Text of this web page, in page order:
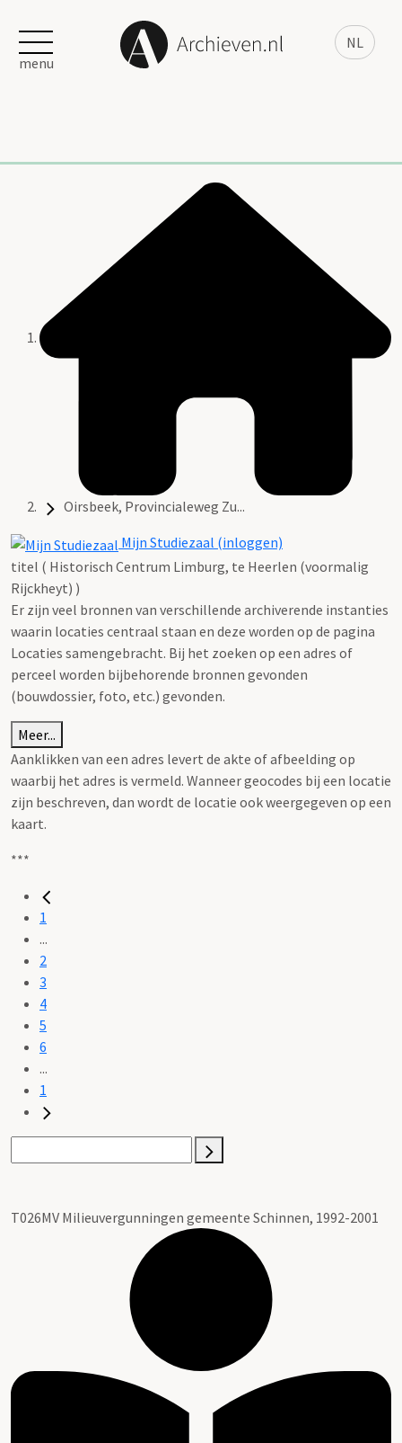
NL
menu
Oirsbeek, Provincialeweg Zu...
Mijn Studiezaal (inloggen)
titel ( Historisch Centrum Limburg, te Heerlen (voormalig
Rijckheyt) )
Er zijn veel bronnen van verschillende archiverende instanties
waarin locaties centraal staan en deze worden op de pagina
Locaties samengebracht. Bij het zoeken op een adres of
perceel worden bijbehorende bronnen gevonden
(bouwdossier, foto, etc.) gevonden.
Meer...
Aanklikken van een adres levert de akte of afbeelding op
waarbij het adres is vermeld. Wanneer geocodes bij een locatie
zijn beschreven, dan wordt de locatie ook weergegeven op een
kaart.
***
1
...
2
3
4
5
6
...
1
T026MV Milieuvergunningen gemeente Schinnen, 1992-2001